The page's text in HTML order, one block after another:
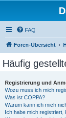
FAQ
Foren-Übersicht
Häufig
Registrierung und
Wozu muss ich mich
Was ist COPPA?
Warum kann ich mich
Ich habe mich registriert,